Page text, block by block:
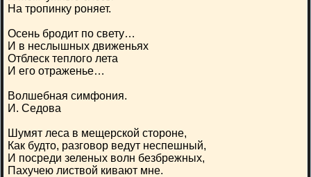
На тропинку роняет.
Осень бродит по свету…
И в неслышных движеньях
Отблеск теплого лета
И его отраженье…
Волшебная симфония.
И. Седова
Шумят леса в мещерской стороне,
Как будто, разговор ведут неспешный,
И посреди зеленых волн безбрежных,
Пахучею листвой кивают мне.